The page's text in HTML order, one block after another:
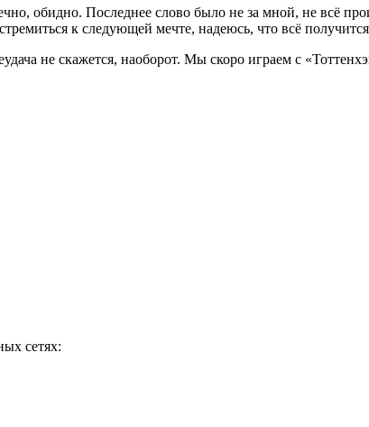
обидно. Последнее слово было не за мной, не всё
к следующей мечте, надеюсь, что всё
не скажется, наоборот. Мы скоро играем с
сетях: